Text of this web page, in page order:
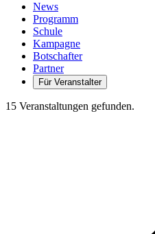
News
Programm
Schule
Kampagne
Botschafter
Partner
Für Veranstalter
15 Veranstaltungen gefunden.